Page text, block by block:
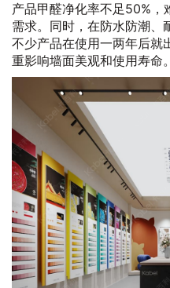
产品甲醛净化率不足50%，
需求。同时，在防水防潮、
不少产品在使用一两年后就
重影响墙面美观和使用寿命。